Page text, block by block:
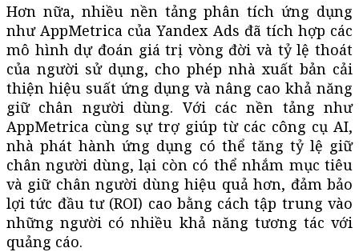
Hơn nữa, nhiều nền tảng phân tích ứng dụng
như AppMetrica của Yandex Ads đã tích hợp các
mô hình dự đoán giá trị vòng đời và tỷ lệ thoát
của người sử dụng, cho phép nhà xuất bản cải
thiện hiệu suất ứng dụng và nâng cao khả năng
giữ chân người dùng. Với các nền tảng như
AppMetrica cùng sự trợ giúp từ các công cụ AI,
nhà phát hành ứng dụng có thể tăng tỷ lệ giữ
chân người dùng, lại còn có thể nhắm mục tiêu
và giữ chân người dùng hiệu quả hơn, đảm bảo
lợi tức đầu tư (ROI) cao bằng cách tập trung vào
những người có nhiều khả năng tương tác với
quảng cáo.